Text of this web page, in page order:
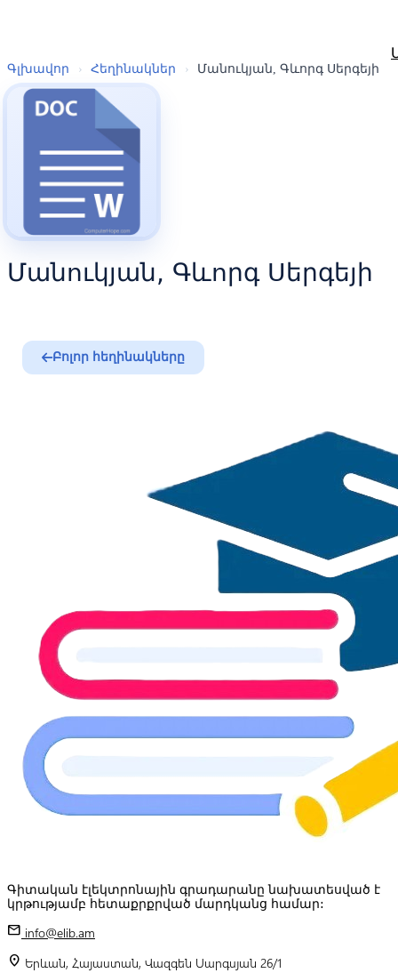
Գլխավոր › Հեղինակներ › Մանուկյան, Գևորգ Սերգեյի
Մանուկյան, Գևորգ Սերգեյի
Բոլոր հեղինակները
Գիտական էլեկտրոնային գրադարանը նախատեսված է
կրթությամբ հետաքրքրված մարդկանց համար:
mail info@elib.am
location_on Երևան, Հայաստան, Վազգեն Սարգսյան 26/1